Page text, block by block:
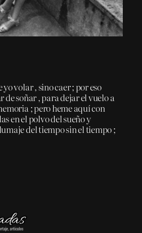
volar , sino caer ; por eso
de soñar , para dejar el vuelo a
; pero heme aquí con
en el polvo del sueño y
del tiempo sin el tiempo ;